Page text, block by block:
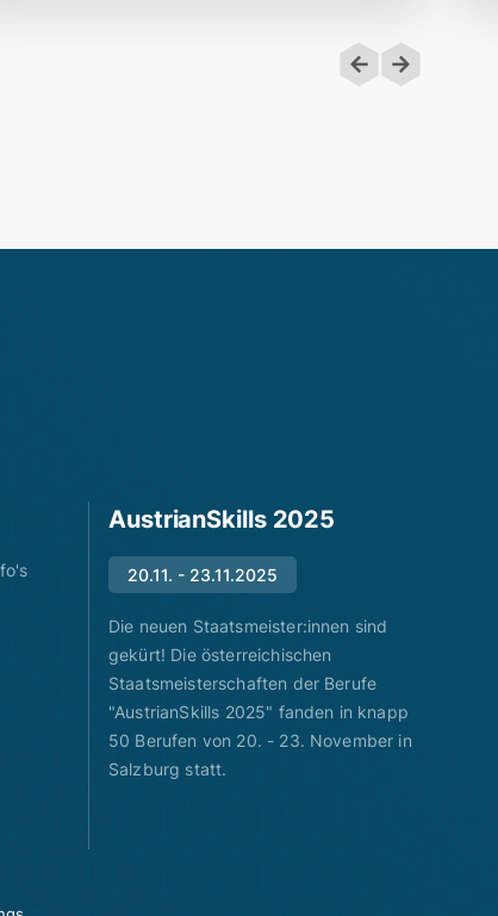
AustrianSkills 2025
20.11. - 23.11.2025
Die neuen Staatsmeister:innen sind
gekürt! Die österreichischen
Staatsmeisterschaften der Berufe
"AustrianSkills 2025" fanden in knapp
50 Berufen von 20. - 23. November in
Salzburg statt.